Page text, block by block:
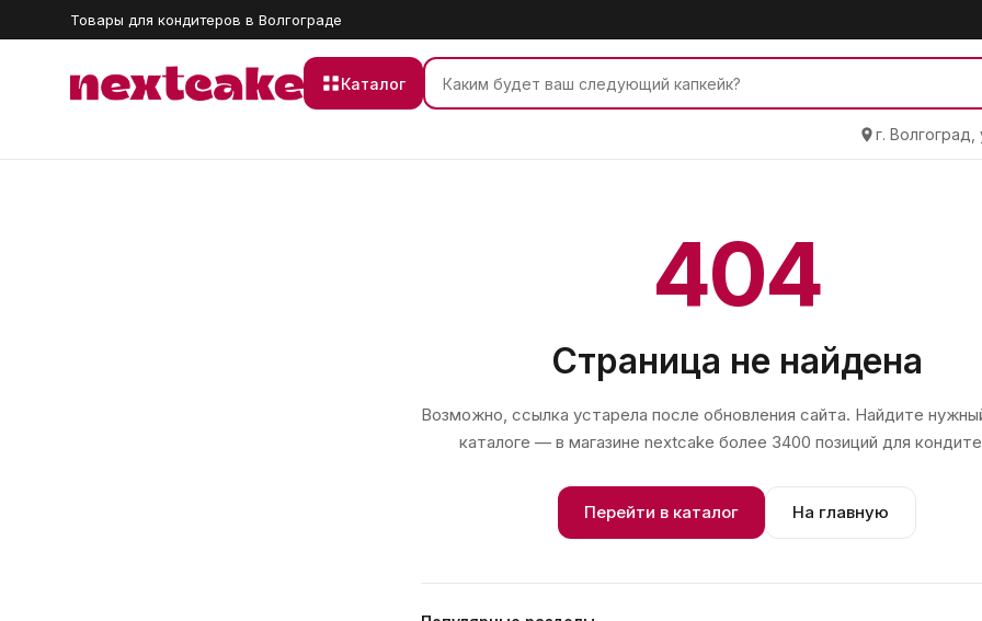
Товары для кондитеров в Волгограде
Каталог
г.
404
Страница не найдена
Возможно, ссылка устарела после обновления сайта. Найдите
каталоге — в магазине nextcake более 3400 позиций для
Перейти в каталог На главную